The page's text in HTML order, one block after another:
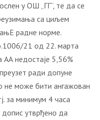
у ОШ „ГГ“, те да се
са циљем
радне норме.
21 од 22. марта
АА недостаје 5,56%
ради допуне
не може бити ангажован
за минимум 4 часа
утврђено да